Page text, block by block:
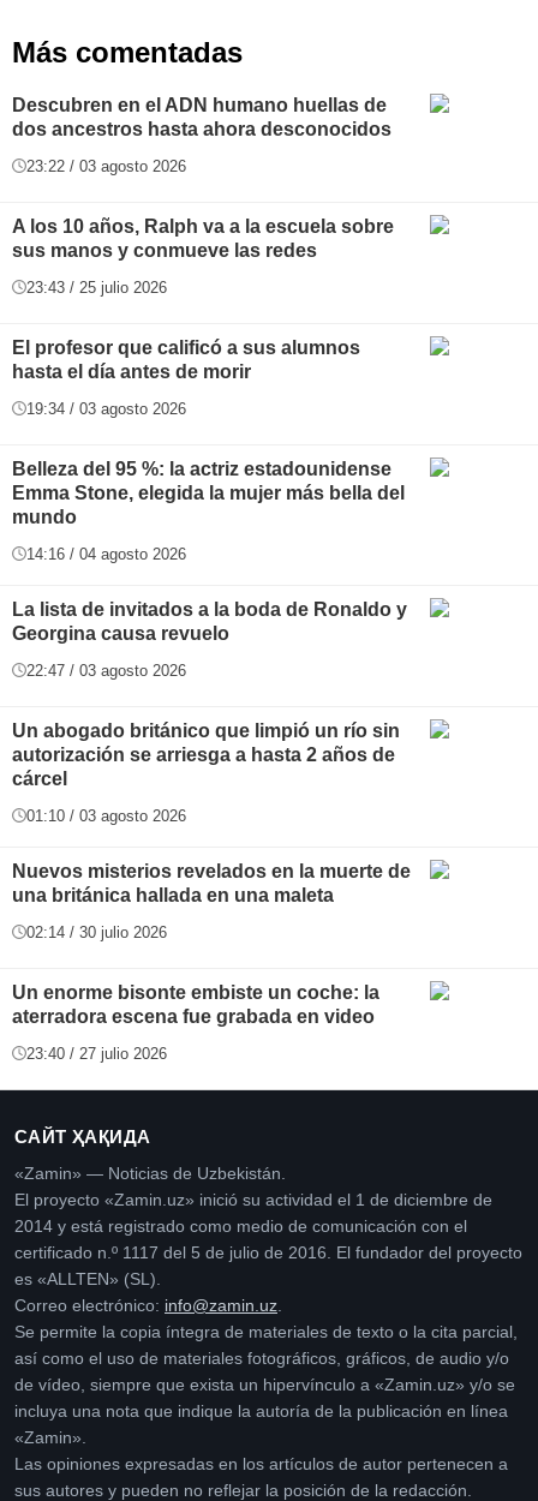
Más comentadas
Descubren en el ADN humano huellas de
dos ancestros hasta ahora desconocidos
23:22 / 03 agosto 2026
A los 10 años, Ralph va a la escuela sobre
sus manos y conmueve las redes
23:43 / 25 julio 2026
El profesor que calificó a sus alumnos
hasta el día antes de morir
19:34 / 03 agosto 2026
Belleza del 95 %: la actriz estadounidense
Emma Stone, elegida la mujer más bella del
mundo
14:16 / 04 agosto 2026
La lista de invitados a la boda de Ronaldo y
Georgina causa revuelo
22:47 / 03 agosto 2026
Un abogado británico que limpió un río sin
autorización se arriesga a hasta 2 años de
cárcel
01:10 / 03 agosto 2026
Nuevos misterios revelados en la muerte de
una británica hallada en una maleta
02:14 / 30 julio 2026
Un enorme bisonte embiste un coche: la
aterradora escena fue grabada en video
23:40 / 27 julio 2026
САЙТ ҲАҚИДА
«Zamin» — Noticias de Uzbekistán.
El proyecto «Zamin.uz» inició su actividad el 1 de diciembre de
2014 y está registrado como medio de comunicación con el
certificado n.º 1117 del 5 de julio de 2016. El fundador del proyecto
es «ALLTEN» (SL).
Correo electrónico: info@zamin.uz
Se permite la copia íntegra de materiales de texto o la cita parcial,
así como el uso de materiales fotográficos, gráficos, de audio y/o
de vídeo, siempre que exista un hipervínculo a «Zamin.uz» y/o se
incluya una nota que indique la autoría de la publicación en línea
«Zamin».
Las opiniones expresadas en los artículos de autor pertenecen a
sus autores y pueden no reflejar la posición de la redacción.